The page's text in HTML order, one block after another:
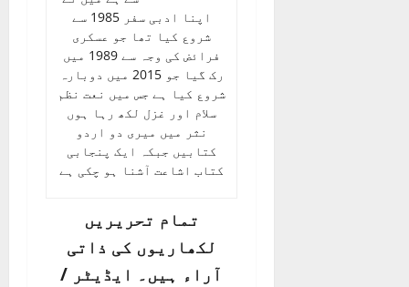
اپنا ادبی سفر 1985 سے
شروع کیا تھا جو عسکری
فرائض کی وجہ سے 1989 میں
رک گیا جو 2015 میں دوبارہ
شروع کیا ہے جس میں نعت نظم
سلام اور غزل لکھ رہا ہوں
نثر میں میری دو اردو
کتابیں جبکہ ایک پنجابی
کتاب اشاعت آشنا ہو چکی ہے
تمام تحریریں
لکھاریوں کی ذاتی
آراء ہیں۔ ایڈیٹر /